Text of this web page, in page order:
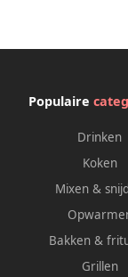
(Tijdelijk een
Populaire
Drinken
Koken
Mixen &
Bakken &
Grillen